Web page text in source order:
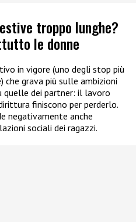
troppo lunghe?
le donne
in vigore (uno degli stop più
che grava più sulle ambizioni
quelle dei partner: il lavoro
finiscono per perderlo.
negativamente anche
sociali dei ragazzi.